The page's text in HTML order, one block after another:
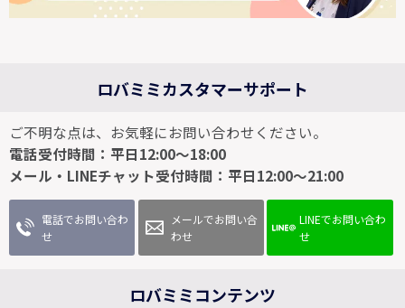
ロバミミカスタマーサポート
ご不明な点は、お気軽にお問い合わせください。
電話受付時間：平日12:00～18:00
メール・LINEチャット受付時間：平日12:00～21:00
電話でお問い合わ
せ
メールでお問い合
わせ
LINEでお問い合わ
せ
ロバミミコンテンツ